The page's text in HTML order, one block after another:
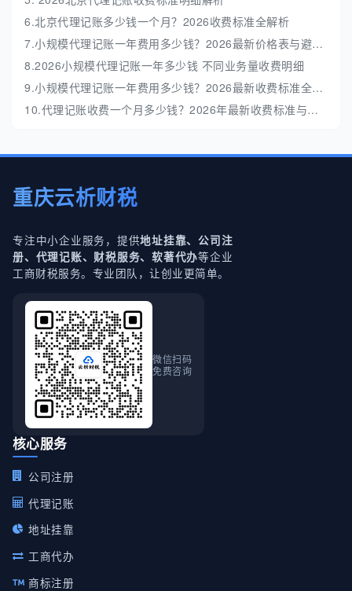
6.北京代理记账多少钱一个月？2026收费标准全解析
7.小规模代理记账一年费用多少钱？2026最新价格表与避坑指南
8.2026小规模代理记账一年多少钱 不同业务量收费明细
9.小规模代理记账一年费用多少钱？2026最新收费标准全解析
10.代理记账收费一个月多少钱？2026年最新收费标准与避坑指南
重庆云析财税
专注中小企业服务，提供地址挂靠、公司注
册、代理记账、财税服务、软著代办等企业
工商财税服务。专业团队，让创业更简单。
微信扫码
免费咨询
核心服务
公司注册
代理记账
地址挂靠
工商代办
商标注册